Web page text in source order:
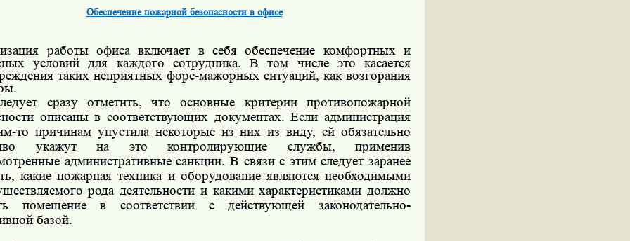
Обеспечение пожарной безопасности в офисе
работы офиса включает в себя обеспечение комфортных и
условий для каждого сотрудника. В том числе это касается
таких неприятных форс-мажорных ситуаций, как возгорания
сразу отметить, что основные критерии противопожарной
описаны в соответствующих документах. Если администрация
то причинам упустила некоторые из них из виду, ей обязательно
укажут на это контролирующие службы, применив
административные санкции. В связи с этим следует заранее
какие пожарная техника и оборудование являются необходимыми
рода деятельности и какими характеристиками должно
помещение в соответствии с действующей законодательно-
базой.